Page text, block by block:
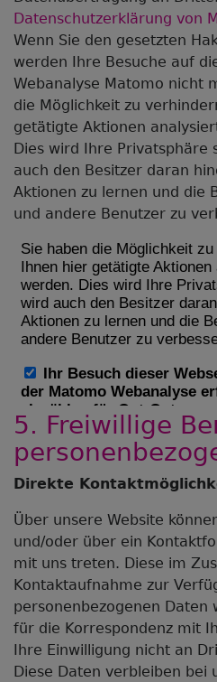
Datenschutzerklärung von
Wenn Sie den gesetzten
werden Ihre Besuche auf
Webanalyse Matomo nicht
die Möglichkeit zu
getätigte Aktionen
Dies wird Ihre Privatsphäre
auch den Besitzer daran
Aktionen zu lernen und die
und andere Benutzer zu
5. Freiwillige
Direkte
Über unsere Website
und/oder über ein
mit uns treten. Diese im
Kontaktaufnahme zur
personenbezogenen Daten
für die Korrespondenz mit
Ihre Einwilligung nicht an
Diese Daten verbleiben bei